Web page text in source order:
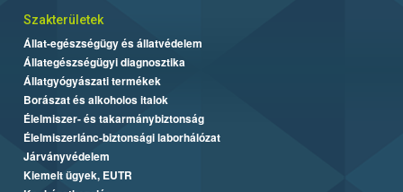
Szakterületek
Állat-egészségügy és állatvédelem
Állategészségügyi diagnosztika
Állatgyógyászati termékek
Borászat és alkoholos italok
Élelmiszer- és takarmánybiztonság
Élelmiszerlánc-biztonsági laborhálózat
Járványvédelem
Kiemelt ügyek, EUTR